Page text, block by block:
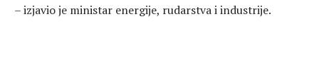
– izjavio je ministar energije, rudarstva i industrije.